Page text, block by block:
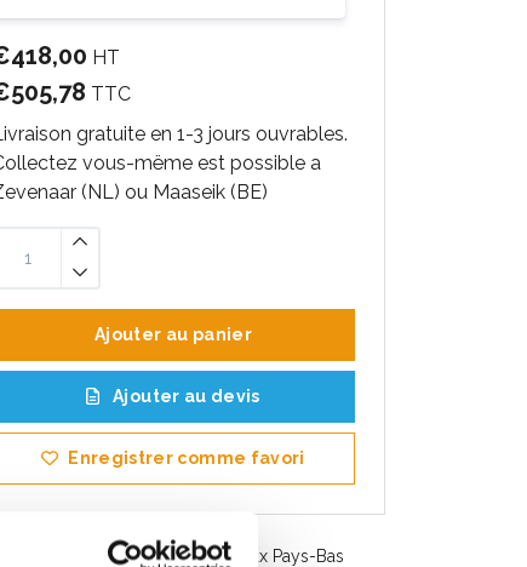
HT
TTC
gratuite en 1-3 jours ouvrables.
vous-mëme est possible a
(NL) ou Maaseik (BE)
Ajouter au panier
Ajouter au devis
Enregistrer comme favori
gratuite en Belgique et aux Pays-Bas